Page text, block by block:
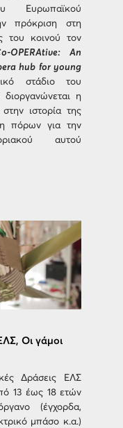
Ευρωπαϊκού
πρόκριση στη
του κοινού τον
OPERAtive: An
hub for young
στάδιο του
η
ιστορία της
πόρων για την
αυτού
Οι γάμοι
Δράσεις ΕΛΣ
13 έως 18 ετών
(έγχορδα,
μπάσο κ.α.)